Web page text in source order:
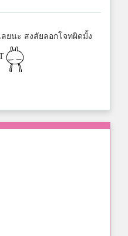
ยนะ สงสัยลอกโจทผิดมั้ง